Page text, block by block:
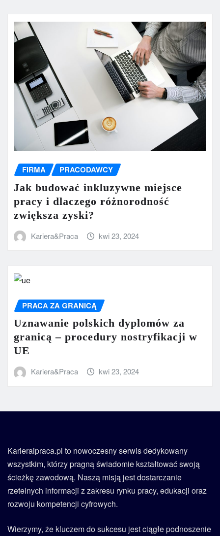
FIRMA PRACODAWCY
Jak budować inkluzywne miejsce
pracy i dlaczego różnorodność
zwiększa zyski?
Kariera&Praca kwi 23, 2024
PRACA ZA GRANICĄ
Uznawanie polskich dyplomów za
granicą – procedury nostryfikacji w
UE
Kariera&Praca kwi 23, 2024
Karieraipraca.pl to nowoczesny serwis dedykowany
wszystkim, którzy pragną świadomie kształtować swoją
ścieżkę zawodową. Naszą misją jest dostarczanie
rzetelnych informacji z zakresu rynku pracy, edukacji oraz
rozwoju kompetencji cyfrowych.
Wierzymy, że kluczem do sukcesu jest ciągłe podnoszenie